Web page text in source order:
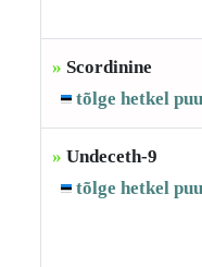
» Scordinine
tõlge hetkel
» Undeceth-9
tõlge hetkel